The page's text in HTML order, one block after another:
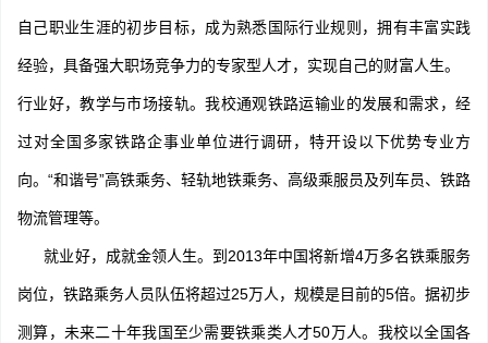
自己职业生涯的初步目标，成为熟悉国际行业规则，拥有丰富实践
经验，具备强大职场竞争力的专家型人才，实现自己的财富人生。
行业好，教学与市场接轨。我校通观铁路运输业的发展和需求，经
过对全国多家铁路企事业单位进行调研，特开设以下优势专业方
向。“和谐号”高铁乘务、轻轨地铁乘务、高级乘服员及列车员、铁路
物流管理等。
就业好，成就金领人生。到2013年中国将新增4万多名铁乘服务
岗位，铁路乘务人员队伍将超过25万人，规模是目前的5倍。据初步
测算，未来二十年我国至少需要铁乘类人才50万人。我校以全国各